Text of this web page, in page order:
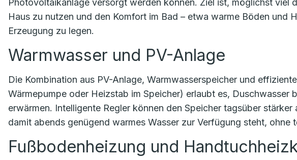
Photovoltaikanlage versorgt werden können. Ziel ist, möglichst viel
Haus zu nutzen und den Komfort im Bad – etwa warme Böden und
Erzeugung zu legen.
Warmwasser und PV-Anlage
Die Kombination aus PV-Anlage, Warmwasserspeicher und
Wärmepumpe oder Heizstab im Speicher) erlaubt es, Duschwasser
erwärmen. Intelligente Regler können den Speicher tagsüber
damit abends genügend warmes Wasser zur Verfügung steht, ohne
Fußbodenheizung und